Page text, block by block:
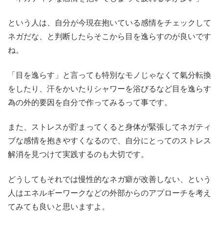
という人は、自分が今現在抱いている感情をチェックして
ネガだな、と判断したらそこから目を逸らすのが良いです
ね。
「目を逸らす」と言っても特別なモノじゃなくて氣分転換
をしたり、汗をかいたりシャワーを浴びるなど目を逸らす
為の外的要因を自分で作ってみるって事です。
また、ストレスが貯まってくると身体が緊張してネガティ
ブな感情を抱きやすくなるので、自分にとってのストレス
解消を見つけて実践するのも大切です。
どうしてもそれでは慢性的なネガ癖が改善しない、という
人はエネルギーワークなどの外部からのアプローチを考え
てみても良いと思いますよ。